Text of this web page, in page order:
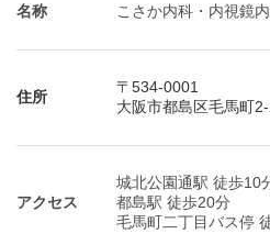
名称 こさか内科・内視鏡
住所
〒534-0001
大阪市都島区毛馬町
アクセス
城北公園通駅 徒歩10
都島駅 徒歩20分
毛馬町二丁目バス停